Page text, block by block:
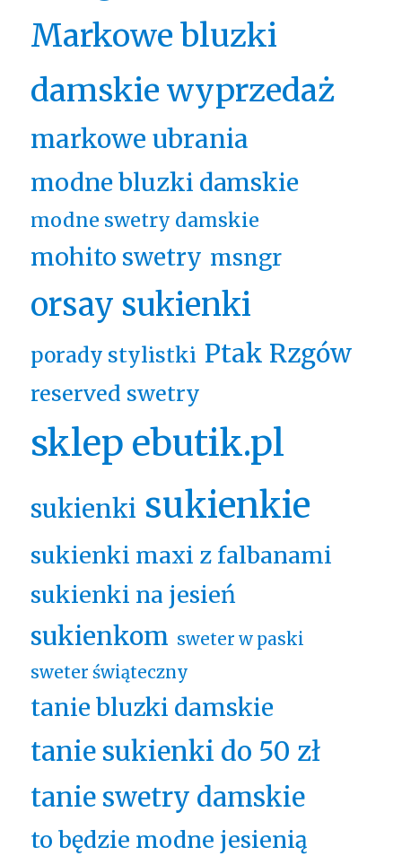
Markowe bluzki
damskie wyprzedaż
markowe ubrania
modne bluzki damskie
modne swetry damskie
mohito swetry msngr
orsay sukienki
porady stylistki Ptak Rzgów
reserved swetry
sklep ebutik.pl
sukienki sukienkie
sukienki maxi z falbanami
sukienki na jesień
sukienkom sweter w paski
sweter świąteczny
tanie bluzki damskie
tanie sukienki do 50 zł
tanie swetry damskie
to będzie modne jesienią